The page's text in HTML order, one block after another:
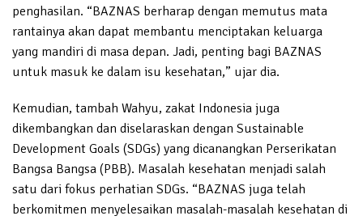
penghasilan. “BAZNAS berharap dengan memutus mata
rantainya akan dapat membantu menciptakan keluarga
yang mandiri di masa depan. Jadi, penting bagi BAZNAS
untuk masuk ke dalam isu kesehatan,” ujar dia.
Kemudian, tambah Wahyu, zakat Indonesia juga
dikembangkan dan diselaraskan dengan Sustainable
Development Goals (SDGs) yang dicanangkan Perserikatan
Bangsa Bangsa (PBB). Masalah kesehatan menjadi salah
satu dari fokus perhatian SDGs. “BAZNAS juga telah
berkomitmen menyelesaikan masalah-masalah kesehatan di